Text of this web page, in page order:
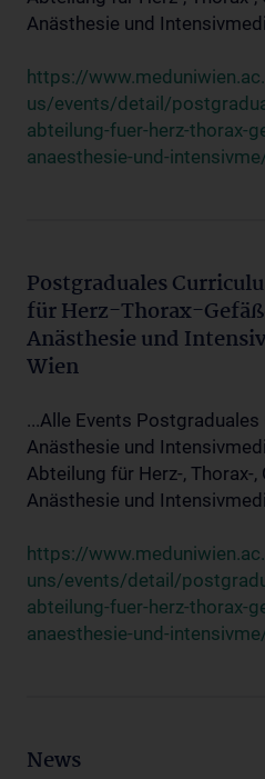
Anästhesie und
https://
us/events/detail/
abteilung-fuer-herz-thorax-
anaesthesie-und-
Postgraduales
für Herz-Thorax-
Anästhesie und
Wien
...Alle Events
Anästhesie und
Abteilung für Herz-, Thorax-
Anästhesie und
https://
uns/events/detail/
abteilung-fuer-herz-thorax-
anaesthesie-und-
News